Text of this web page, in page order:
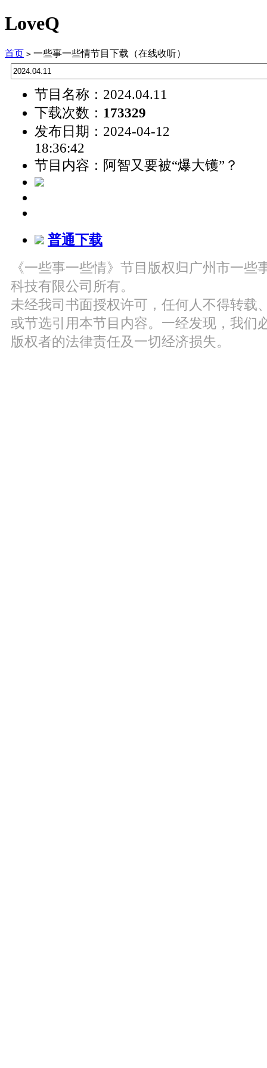
LoveQ
首页 > 一些事一些情节目下载（在线收听）
节目名称：2024.04.11
下载次数： 173329
发布日期：2024-04-12
18:36:42
节目内容：阿智又要被“爆大镬”？
普通下载
《一些事一些情》节目版权归广州市一些
科技有限公司所有。
未经我司书面授权许可，任何人不得转载
或节选引用本节目内容。一经发现，我们
版权者的法律责任及一切经济损失。